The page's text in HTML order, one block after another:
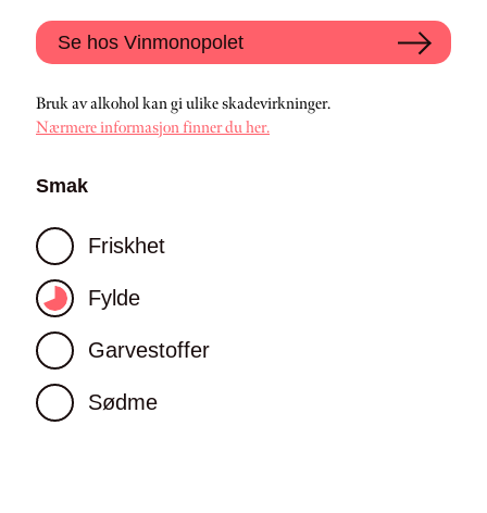
Se hos Vinmonopolet
Bruk av alkohol kan gi ulike skadevirkninger.
Nærmere informasjon finner du her.
Smak
Friskhet
Fylde
Garvestoffer
Sødme